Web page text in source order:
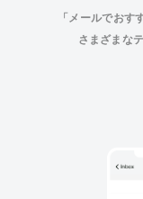
「メールでおす
さまざまな